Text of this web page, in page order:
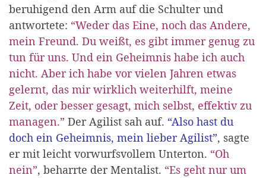
beruhigend den Arm auf die Schulter und
antwortete: “Weder das Eine, noch das Andere,
mein Freund. Du weißt, es gibt immer genug zu
tun für uns. Und ein Geheimnis habe ich auch
nicht. Aber ich habe vor vielen Jahren etwas
gelernt, das mir wirklich weiterhilft, meine
Zeit, oder besser gesagt, mich selbst, effektiv zu
managen.” Der Agilist sah auf. “Also hast du
doch ein Geheimnis, mein lieber Agilist”, sagte
er mit leicht vorwurfsvollem Unterton. “Oh
nein”, beharrte der Mentalist. “Es geht nur um